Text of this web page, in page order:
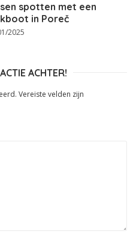
spotten met een
in Poreč
2025
ACHTER!
Vereiste velden zijn